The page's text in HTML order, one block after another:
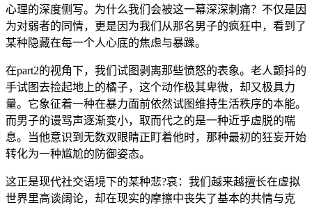
心理的深度侧写。为什么我们会被这一幕深深刺痛？不仅是因
为对弱者的同情，更是因为我们从那名男子的疯狂中，看到了
某种隐藏在每一个人心底的焦虑与暴躁。
在part2的视角下，我们试图剥离那些愤怒的表象。老人颤抖的
手试图去捡起地上的橘子，这个动作极其卑微，却又极具力
量。它象征着一种在暴力面前依然试图维持生活秩序的本能。
而男子的谩骂声逐渐变小，取而代之的是一种近乎虚脱的喘
息。当他意识到无数双眼睛正盯着他时，那种最初的狂妄开始
转化为一种尴尬的防御姿态。
这正是现代社交语境下的某种悲?哀：我们越来越擅长在虚拟
世界里高谈阔论，却在现实的摩擦中丧失了基本的共情与克